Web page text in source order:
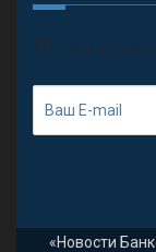
П олучить
«Новости